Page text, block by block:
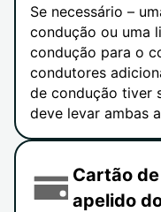
Se necessário –
condução ou uma
condução para o
condutores
de condução tiver
deve levar ambas
Cartão
apelido